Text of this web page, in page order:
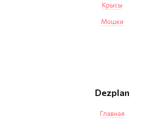
Dezplan
Главная
Крысы
Мошки